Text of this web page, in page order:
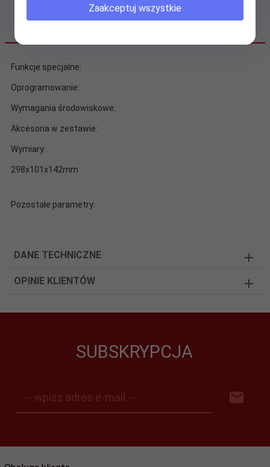
Funkcje specjalne:
Oprogramowanie:
Wymagania środowiskowe:
Akcesoria w zestawie:
Wymiary:
298x101x142mm
Pozostałe parametry:
DANE TECHNICZNE
OPINIE KLIENTÓW
SUBSKRYPCJA
-- wpisz adres e-mail --
Zaakceptuj wszystkie